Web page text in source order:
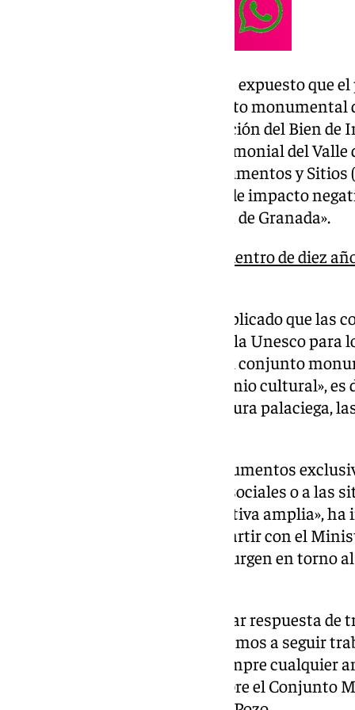
En su intervención, Del Pozo ha expuesto que
«se sitúa fuera tanto del conjunto
protección como de la delimitación del Bien de
correspondiente a la zona patrimonial del
Consejo Internacional de Monumentos y
informe de «un altísimo riesgo de impacto
Alhambra, Generalife y Albaicín de Granada».
«Yo me imagino El Fargue dentro de diez
En concreto, la consejera ha explicado que las
se sustentan en los criterios de la Unesco
«valor universal excepcional del conjunto
Generalife se fijó como patrimonio cultural»,
criterios referidos a la arquitectura palaciega,
«Es evidente que a veces los argumentos
dan respuesta a las demandas sociales o a las
que analizar desde una perspectiva amplia»,
insistido en «el ánimo de compartir con el
consideraciones técnicas que surgen en torno
«En este asunto no se pueden dar respuesta de
reunirnos con el Ministerio y vamos a seguir
responsabilidad para evitar siempre cualquier
cierto que pueda plantearse sobre el Conjunto